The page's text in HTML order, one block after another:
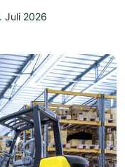
Juli 2026